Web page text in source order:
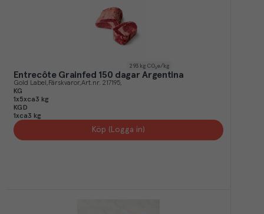
293 kg CO₂e/kg
Entrecôte Grainfed 150 dagar Argentina
Gold Label Färskvaror Art.nr. 217195
KG
1x5xca3 kg
KGD
1xca3 kg
Köp (Logga in)